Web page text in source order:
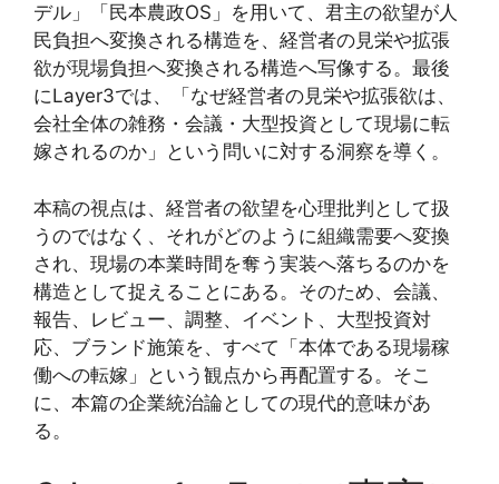
デル」「民本農政OS」を用いて、君主の欲望が人
民負担へ変換される構造を、経営者の見栄や拡張
欲が現場負担へ変換される構造へ写像する。最後
にLayer3では、「なぜ経営者の見栄や拡張欲は、
会社全体の雑務・会議・大型投資として現場に転
嫁されるのか」という問いに対する洞察を導く。
本稿の視点は、経営者の欲望を心理批判として扱
うのではなく、それがどのように組織需要へ変換
され、現場の本業時間を奪う実装へ落ちるのかを
構造として捉えることにある。そのため、会議、
報告、レビュー、調整、イベント、大型投資対
応、ブランド施策を、すべて「本体である現場稼
働への転嫁」という観点から再配置する。そこ
に、本篇の企業統治論としての現代的意味があ
る。